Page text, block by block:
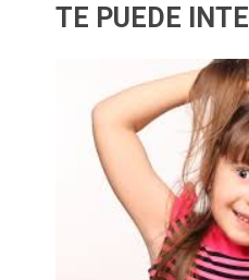
TE PUEDE